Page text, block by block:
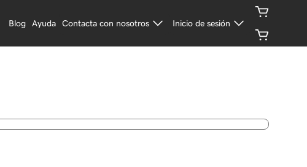
Blog Ayuda Contacta con nosotros Inicio de sesión